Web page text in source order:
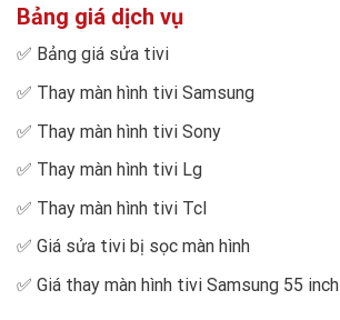
Bảng giá dịch vụ
✅ Bảng giá sửa tivi
✅ Thay màn hình tivi Samsung
✅ Thay màn hình tivi Sony
✅ Thay màn hình tivi Lg
✅ Thay màn hình tivi Tcl
✅ Giá sửa tivi bị sọc màn hình
✅ Giá thay màn hình tivi Samsung 55 inch